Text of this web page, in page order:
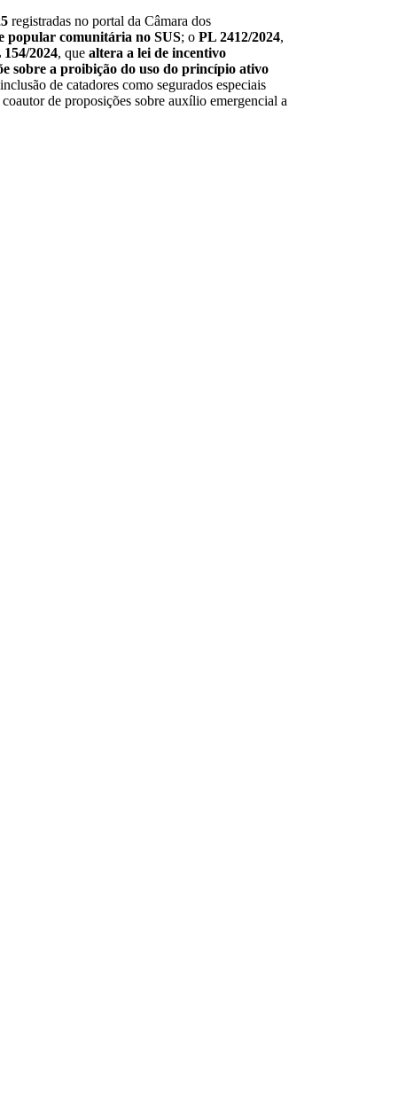
registradas no portal da Câmara dos
popular comunitária no SUS; o PL 2412/2024,
154/2024, que altera a lei de incentivo
sobre a proibição do uso do princípio ativo
de catadores como segurados especiais
de proposições sobre auxílio emergencial a